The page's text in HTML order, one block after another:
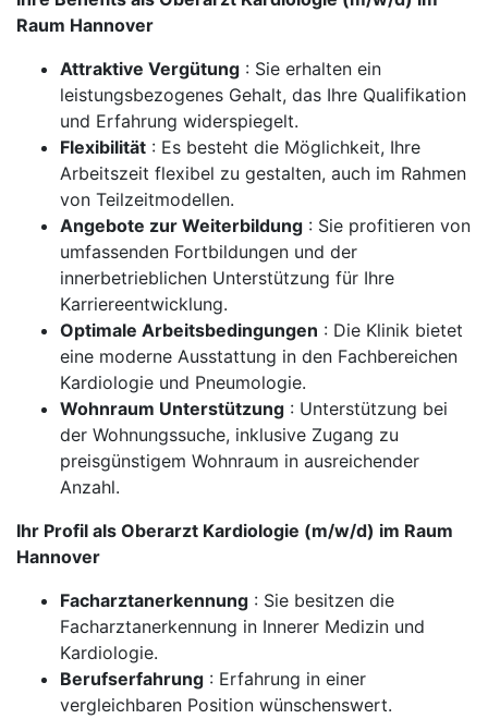
Raum Hannover
Attraktive Vergütung : Sie erhalten ein
leistungsbezogenes Gehalt, das Ihre Qualifikation
und Erfahrung widerspiegelt.
Flexibilität : Es besteht die Möglichkeit, Ihre
Arbeitszeit flexibel zu gestalten, auch im Rahmen
von Teilzeitmodellen.
Angebote zur Weiterbildung : Sie profitieren von
umfassenden Fortbildungen und der
innerbetrieblichen Unterstützung für Ihre
Karriereentwicklung.
Optimale Arbeitsbedingungen : Die Klinik bietet
eine moderne Ausstattung in den Fachbereichen
Kardiologie und Pneumologie.
Wohnraum Unterstützung : Unterstützung bei
der Wohnungssuche, inklusive Zugang zu
preisgünstigem Wohnraum in ausreichender
Anzahl.
Ihr Profil als Oberarzt Kardiologie (m/w/d) im Raum
Hannover
Facharztanerkennung : Sie besitzen die
Facharztanerkennung in Innerer Medizin und
Kardiologie.
Berufserfahrung : Erfahrung in einer
vergleichbaren Position wünschenswert.